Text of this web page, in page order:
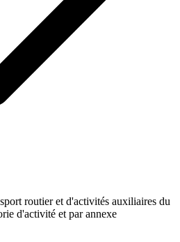
routier et d'activités auxiliaires du
d'activité et par annexe